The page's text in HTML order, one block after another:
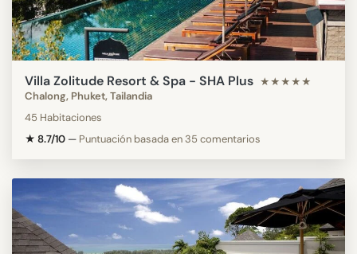
Villa Zolitude Resort & Spa - SHA Plus ★★★★★
Chalong, Phuket, Tailandia
45 Habitaciones
★ 8.7/10 — Puntuación basada en 35 comentarios